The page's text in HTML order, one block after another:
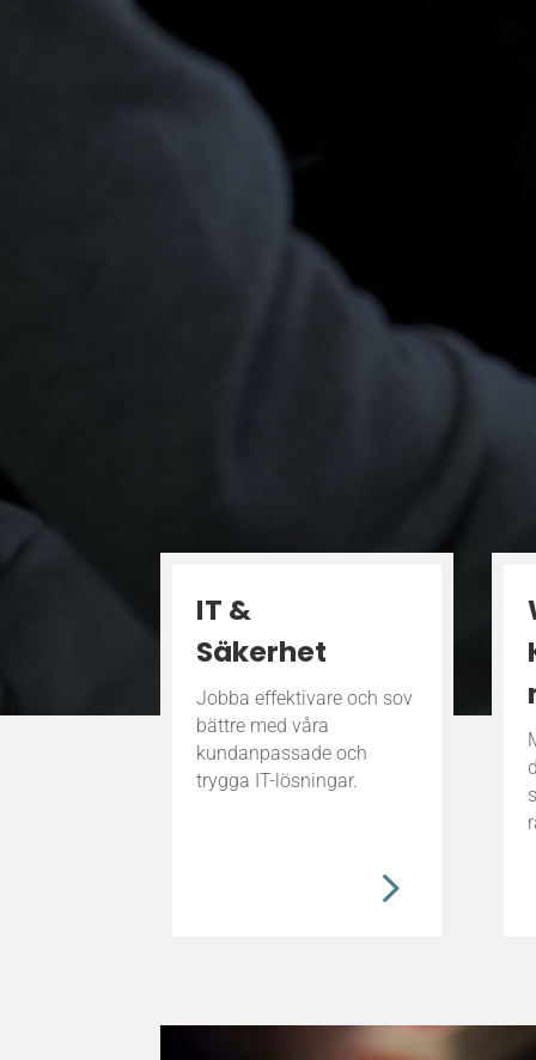
IT &
Säkerhet
Jobba effektivare och sov
bättre med våra
kundanpassade och
trygga IT-lösningar.